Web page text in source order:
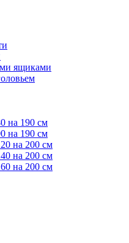
ящиками
на 190 см
на 190 см
на 200 см
на 200 см
на 200 см